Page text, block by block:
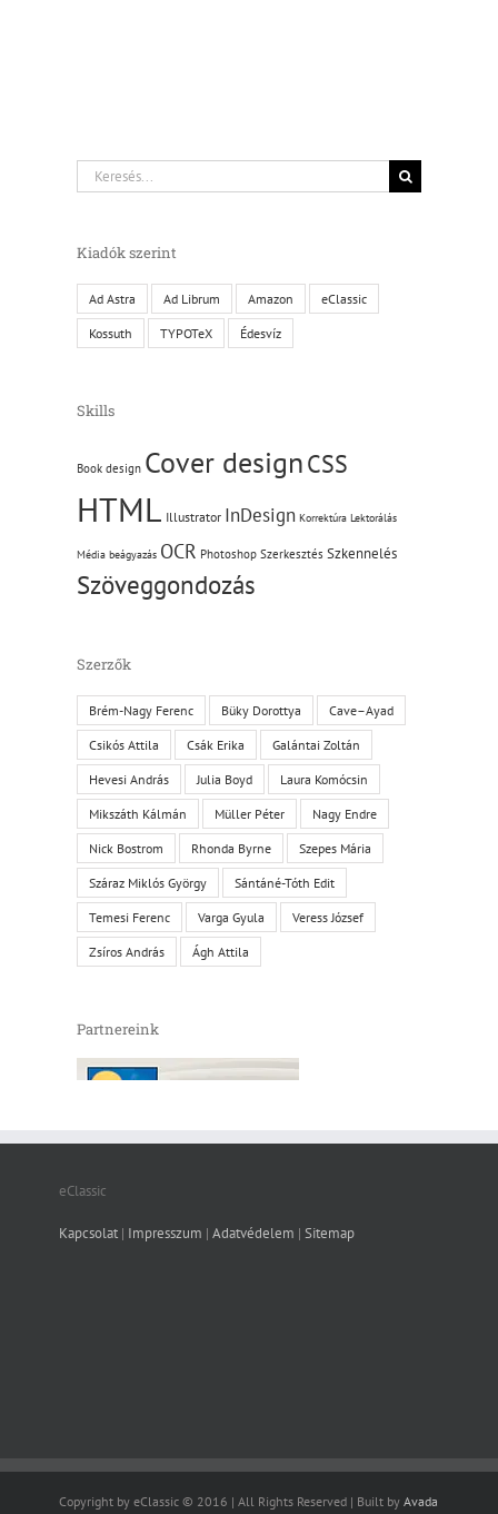
Keresés...
Kiadók szerint
Ad Astra Ad Librum Amazon eClassic
Kossuth TYPOTeX Édesvíz
Skills
Book design Cover designCSS
HTML Illustrator InDesign Korrektúra Lektorálás
Média beágyazás OCR Photoshop Szerkesztés Szkennelés
Szöveggondozás
Szerzők
Brém-Nagy Ferenc Büky Dorottya Cave–Ayad
Csikós Attila Csák Erika Galántai Zoltán
Hevesi András Julia Boyd Laura Komócsin
Mikszáth Kálmán Müller Péter Nagy Endre
Nick Bostrom Rhonda Byrne Szepes Mária
Száraz Miklós György Sántáné-Tóth Edit
Temesi Ferenc Varga Gyula Veress József
Zsíros András Ágh Attila
Partnereink
eClassic
Kapcsolat| Impresszum | Adatvédelem | Sitemap
Copyright by eClassic © 2016 | All Rights Reserved | Built byAvada